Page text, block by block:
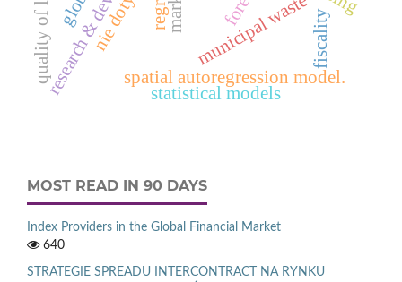
municipal waste
spatial autoregression model.
statistical models
quality of life fiscality
MOST READ IN 90 DAYS
Index Providers in the Global Financial Market
640
STRATEGIE SPREADU INTERCONTRACT NA RYNKU